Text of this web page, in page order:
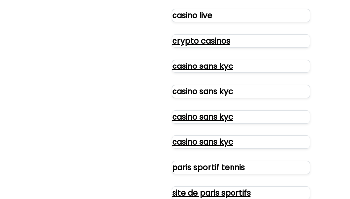
casino live
crypto casinos
casino sans kyc
casino sans kyc
casino sans kyc
casino sans kyc
paris sportif tennis
site de paris sportifs